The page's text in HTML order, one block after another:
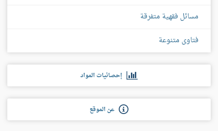
مسائل فقهية متفرقة
فتاوى متنوعة
إحصائيات المواد
عن الموقع